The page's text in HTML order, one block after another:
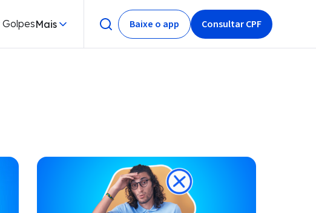
GolpesMais Baixe o app Consultar CPF